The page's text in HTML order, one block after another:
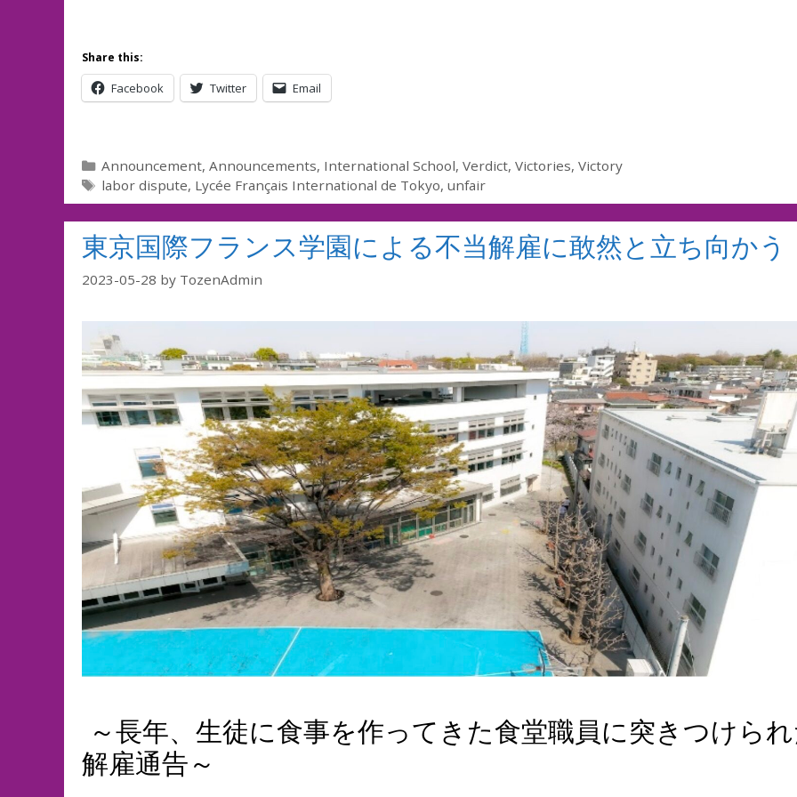
Share this:
Facebook Twitter Email
Categories
Announcement,Announcements, International School,Verdict,Victories,Victory
Tags
labor dispute, Lycée Français International de Tokyo,unfair
東京国際フランス学園による不当解雇に敢然と立ち向かう
2023-05-28 by TozenAdmin
～長年、生徒に食事を作ってきた食堂職員に突きつけら
解雇通告～